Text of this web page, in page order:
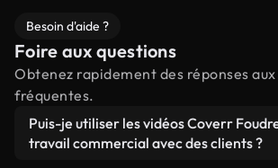
Besoin d'aide ?
Foire aux questions
Obtenez rapidement des réponses
fréquentes.
Puis-je utiliser les vidéos Coverr
travail commercial avec des clients ?